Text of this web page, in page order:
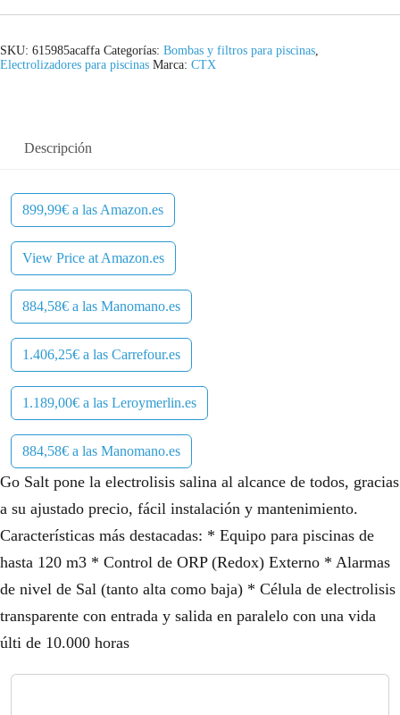
SKU: 615985acaffa Categorías: Bombas y filtros para piscinas,
Electrolizadores para piscinas Marca: CTX
Descripción
899,99€ a las Amazon.es
View Price at Amazon.es
884,58€ a las Manomano.es
1.406,25€ a las Carrefour.es
1.189,00€ a las Leroymerlin.es
884,58€ a las Manomano.es
Go Salt pone la electrolisis salina al alcance de todos, gracias
a su ajustado precio, fácil instalación y mantenimiento.
Características más destacadas: * Equipo para piscinas de
hasta 120 m3 * Control de ORP (Redox) Externo * Alarmas
de nivel de Sal (tanto alta como baja) * Célula de electrolisis
transparente con entrada y salida en paralelo con una vida
últi de 10.000 horas